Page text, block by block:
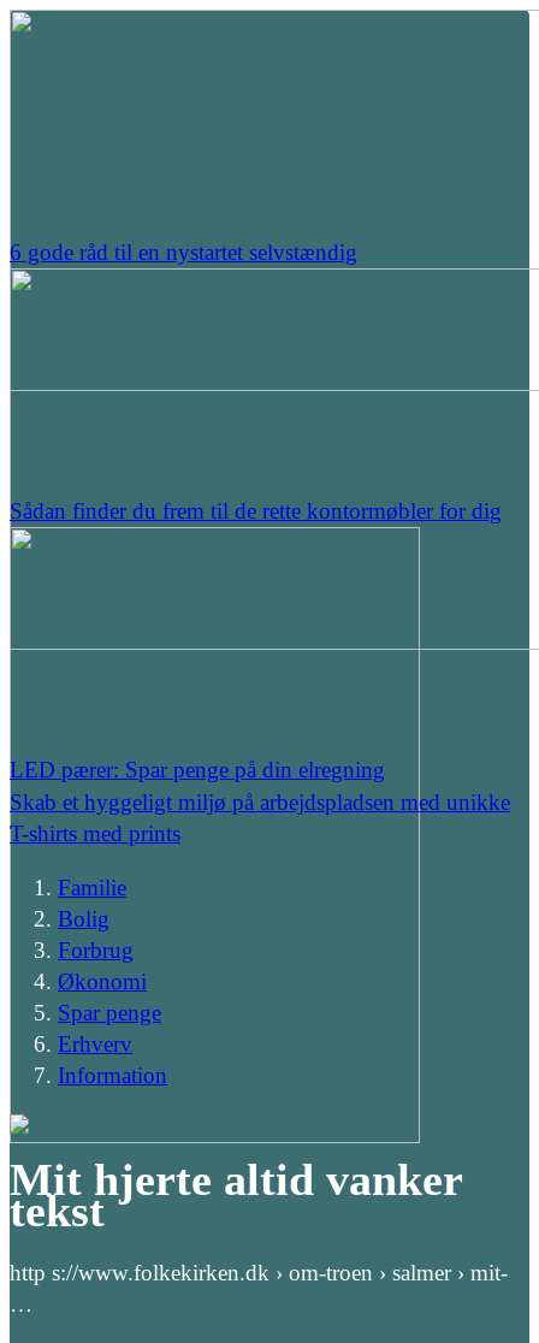
6 gode råd til en nystartet selvstændig
Sådan finder du frem til de rette kontormøbler for dig
LED pærer: Spar penge på din elregning
Skab et hyggeligt miljø på arbejdspladsen med unikke
T-shirts med prints
Familie
Bolig
Forbrug
Økonomi
Spar penge
Erhverv
Information
Mit hjerte altid vanker
tekst
http s://www.folkekirken.dk › om-troen › salmer › mit-
…